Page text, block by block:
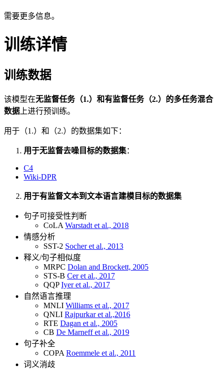
需要更多信息。
训练详情
训练数据
该模型在无监督任务（1.）和有监督任务（2.）的多任务混合
数据 上进行预训练。
用于（1.）和（2.）的数据集如下：
用于无监督去噪目标的数据集：
C4
Wiki-DPR
用于有监督文本到文本语言建模目标的数据集
句子可接受性判断
CoLA Warstadt et al., 2018
情感分析
SST-2 Socher et al., 2013
释义/句子相似度
MRPC Dolan and Brockett, 2005
STS-B Cer et al., 2017
QQPIyer et al., 2017
自然语言推理
MNLI Williams et al., 2017
QNLI Rajpurkar et al.,2016
RTE Dagan et al., 2005
CB De Marneff et al., 2019
句子补全
COPA Roemmele et al., 2011
词义消歧